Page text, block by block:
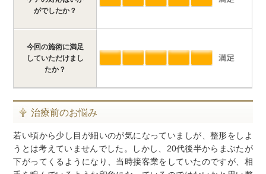
がでしたか？
今回の施術に満足
していただけまし
たか？
治療前のお悩み
若い頃から少し目が細いのが気になっていましが、整形をしよ
うとは考えていませんでした。しかし、20代後半からまぶたが
下がってくるようになり、当時接客業をしていたのですが、相